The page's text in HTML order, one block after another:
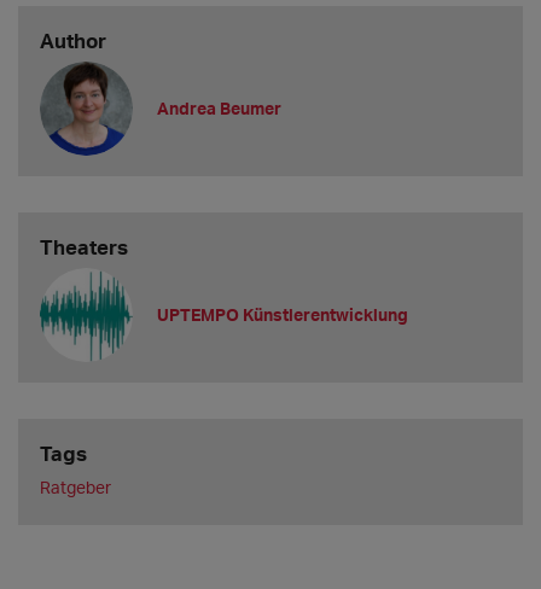
Author
Andrea Beumer
Theaters
UPTEMPO Künstlerentwicklung
Tags
Ratgeber